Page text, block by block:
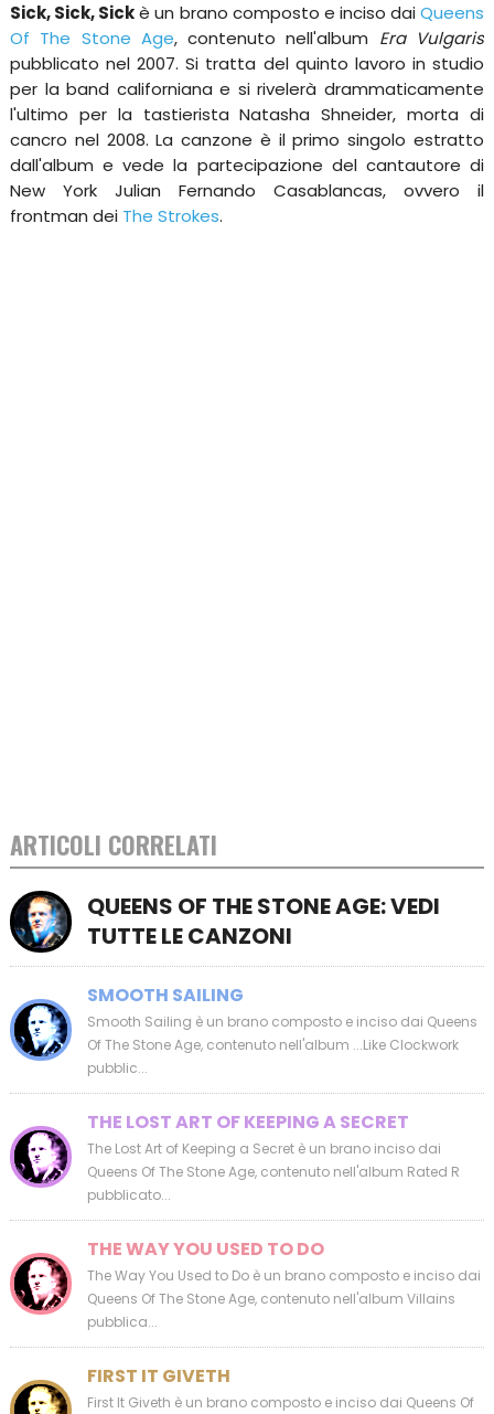
Sick, Sick, Sickè un brano composto e inciso daiQueens
Of The Stone Age, contenuto nell'album Era Vulgaris
pubblicato nel 2007. Si tratta del quinto lavoro in studio
per la band californiana e si rivelerà drammaticamente
l'ultimo per la tastierista Natasha Shneider, morta di
cancro nel 2008. La canzone è il primo singolo estratto
dall'album e vede la partecipazione del cantautore di
New York Julian Fernando Casablancas, ovvero il
frontman dei The Strokes.
ARTICOLI CORRELATI
QUEENS OF THE STONE AGE: VEDI
TUTTE LE CANZONI
SMOOTH SAILING
Smooth Sailing è un brano composto e inciso dai Queens
Of The Stone Age, contenuto nell'album ...Like Clockwork
pubblic...
THE LOST ART OF KEEPING A SECRET
The Lost Art of Keeping a Secret è un brano inciso dai
Queens Of The Stone Age, contenuto nell'album Rated R
pubblicato...
THE WAY YOU USED TO DO
The Way You Used to Do è un brano composto e inciso dai
Queens Of The Stone Age, contenuto nell'album Villains
pubblica...
FIRST IT GIVETH
First It Giveth è un brano composto e inciso dai Queens Of